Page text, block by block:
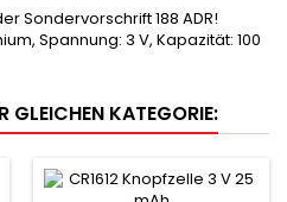
Sondervorschrift 188 ADR!
Spannung: 3 V, Kapazität: 100
GLEICHEN KATEGORIE: